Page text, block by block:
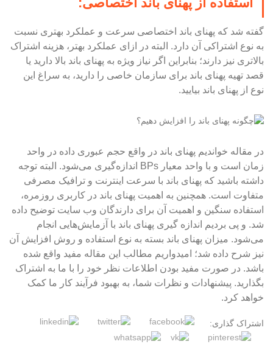
گفته شد که پهنای باند اختصاصی سرعت و عملکرد بهتری نسبت
به نوع اشتراکی آن دارد. البته در ازای عملکرد بهتر، هزینه اشتراک
بالاتری نیز دارند؛ بنابراین اگر نیاز ویژه به پهنای باند بالا دارید یا
قصد تهیه پهنای باند برای سازمان خاصی را دارید، به سراغ این
نوع از پهنای باند بیایید.
در مقاله خواندیم پهنای باند در واقع حجم عبوری داده در واحد
زمان است و با واحد معیار BPs اندازه‌گیری می‌شود. البته توجه
داشته باشید که پهنای باند با سرعت اینترنت و ترافیک مصرفی
متفاوت است. همچنین به اهمیت پهنای باند در کاربری روزمره،
استفاده سنگین و اهمیت آن برای دارندگان وب سایت توضیح داده
شد. و پی بردیم اندازه گیری پهنای باند با آزمایش‌هایی انجام
می‌شود. میزان پهنای باند بسته به نوع استفاده و روش افزایش آن
نیز شرح داده شد؛ امیدواریم مطالب این مقاله مفید واقع شده
باشد. در صورت مفید بودن اطلاعات نظر خود را با ما به اشتراک
بگذارید. پیشنهادات و نظرات شما، به بهبود فرآیند کار ما کمک
خواهد کرد.
اشتراک گذاری: